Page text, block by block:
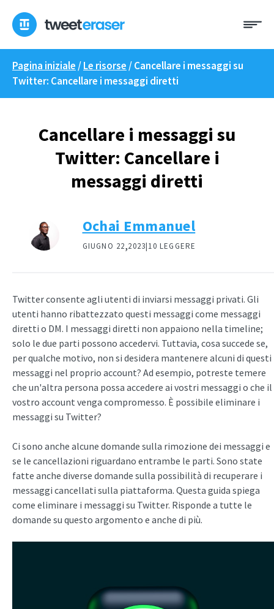
content
Pagina iniziale /Le risorse /Cancellare i messaggi su
Twitter: Cancellare i messaggi diretti
Cancellare i messaggi su
Twitter: Cancellare i
messaggi diretti
Ochai Emmanuel
GIUGNO 22,2023|10 LEGGERE
Twitter consente agli utenti di inviarsi messaggi privati. Gli
utenti hanno ribattezzato questi messaggi come messaggi
diretti o DM. I messaggi diretti non appaiono nella timeline;
solo le due parti possono accedervi. Tuttavia, cosa succede se,
per qualche motivo, non si desidera mantenere alcuni di questi
messaggi nel proprio account? Ad esempio, potreste temere
che un'altra persona possa accedere ai vostri messaggi o che il
vostro account venga compromesso. È possibile eliminare i
messaggi su Twitter?
Ci sono anche alcune domande sulla rimozione dei messaggi e
se le cancellazioni riguardano entrambe le parti. Sono state
fatte anche diverse domande sulla possibilità di recuperare i
messaggi cancellati sulla piattaforma. Questa guida spiega
come eliminare i messaggi su Twitter. Risponde a tutte le
domande su questo argomento e anche di più.